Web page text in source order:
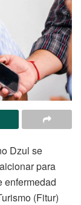
Dzul se
para
enfermedad
(Fitur)